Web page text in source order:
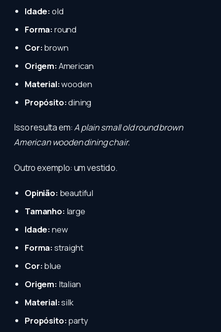
Idade:old
Forma:round
Cor:brown
Origem:American
Material:wooden
Propósito:dining
Isso resulta em:A plain small old round brown
American wooden dining chair.
Outro exemplo: um vestido.
Opinião: beautiful
Tamanho: large
Idade:new
Forma:straight
Cor:blue
Origem: Italian
Material:silk
Propósito:party